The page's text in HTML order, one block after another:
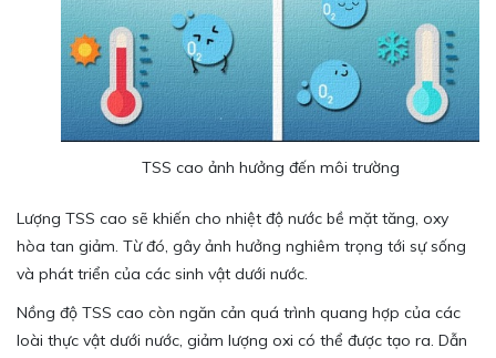
TSS cao ảnh hưởng đến môi trường
Lượng TSS cao sẽ khiến cho nhiệt độ nước bề mặt tăng, oxy
hòa tan giảm. Từ đó, gây ảnh hưởng nghiêm trọng tới sự sống
và phát triển của các sinh vật dưới nước.
Nồng độ TSS cao còn ngăn cản quá trình quang hợp của các
loài thực vật dưới nước, giảm lượng oxi có thể được tạo ra. Dẫn